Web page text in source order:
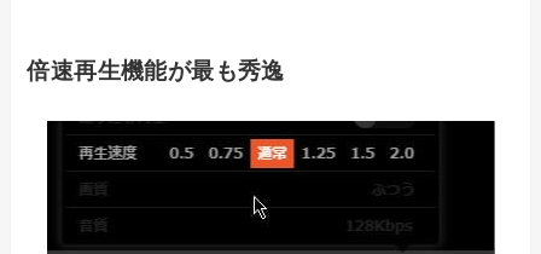
倍速再生機能が最も秀逸